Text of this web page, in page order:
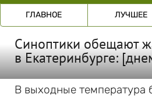
ГЛАВНОЕ ЛУЧШЕЕ
Синоптики обещают
в Екатеринбурге:
В выходные температура